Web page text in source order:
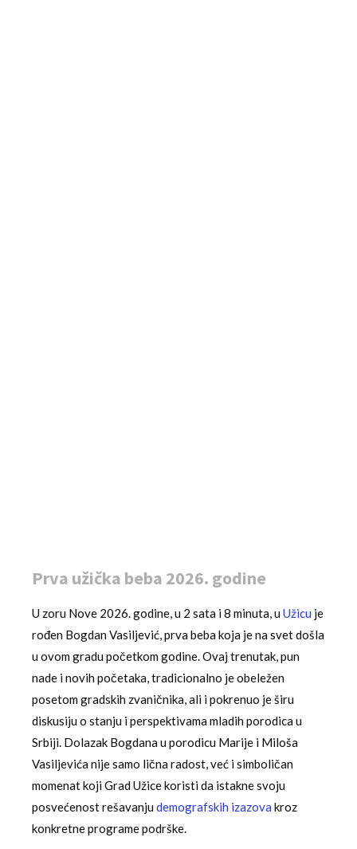
Prva užička beba 2026. godine
U zoru Nove 2026. godine, u 2 sata i 8 minuta, uUžicu je
rođen Bogdan Vasiljević, prva beba koja je na svet došla
u ovom gradu početkom godine. Ovaj trenutak, pun
nade i novih početaka, tradicionalno je obeležen
posetom gradskih zvaničnika, ali i pokrenuo je širu
diskusiju o stanju i perspektivama mladih porodica u
Srbiji. Dolazak Bogdana u porodicu Marije i Miloša
Vasiljevića nije samo lična radost, već i simboličan
momenat koji Grad Užice koristi da istakne svoju
posvećenost rešavanjudemografskih izazova kroz
konkretne programe podrške.